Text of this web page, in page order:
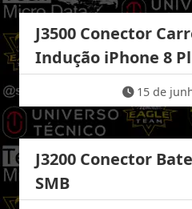
J3500 Conector
Indução iPhone 8
15 de
J3200 Conector
SMB